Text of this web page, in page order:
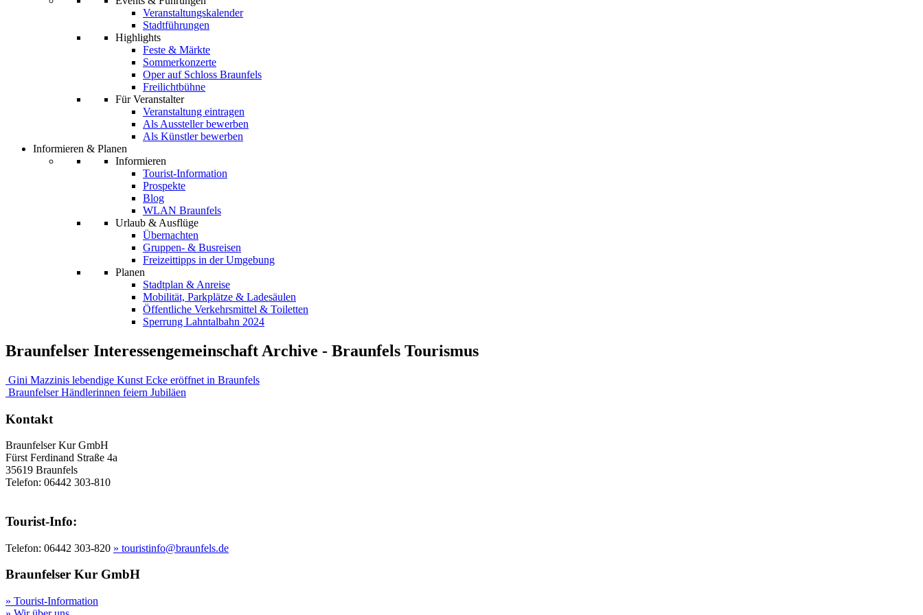
Veranstaltungskalender
Stadtführungen
Highlights
Feste & Märkte
Sommerkonzerte
Oper auf Schloss Braunfels
Freilichtbühne
Für Veranstalter
Veranstaltung eintragen
Als Aussteller bewerben
Als Künstler bewerben
Informieren & Planen
Informieren
Tourist-Information
Prospekte
Blog
WLAN Braunfels
Urlaub & Ausflüge
Übernachten
Gruppen- & Busreisen
Freizeittipps in der Umgebung
Planen
Stadtplan & Anreise
Mobilität, Parkplätze & Ladesäulen
Öffentliche Verkehrsmittel & Toiletten
Sperrung Lahntalbahn 2024
Braunfelser Interessengemeinschaft Archive - Braunfels Tourismus
Gini Mazzinis lebendige Kunst Ecke eröffnet in Braunfels
Braunfelser Händlerinnen feiern Jubiläen
Kontakt
Braunfelser Kur GmbH
Fürst Ferdinand Straße 4a
35619 Braunfels
Telefon: 06442 303-810
Tourist-Info:
Telefon: 06442 303-820 » touristinfo@braunfels.de
Braunfelser Kur GmbH
» Tourist-Information